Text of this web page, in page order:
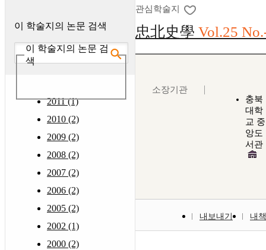
이 학술지의 논문 검색
이 학술지의 논문 검
색
2011 (1)
2010 (2)
2009 (2)
2008 (2)
2007 (2)
2006 (2)
2005 (2)
2002 (1)
2000 (2)
관심학술지
忠北史學 Vol.25
소장기관
충북
대학
교 중
앙도
서관
내보내기 내